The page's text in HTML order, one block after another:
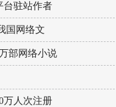
台驻站作者
国网络文
部网络小说
万人次注册